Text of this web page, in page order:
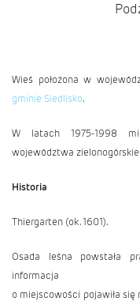
Wieś położona w
gminie Siedlisko.
W latach 1975-1998
województwa
Historia
Thiergarten (ok. 1601).
Osada leśna powstała
informacja
o miejscowości pojawiła